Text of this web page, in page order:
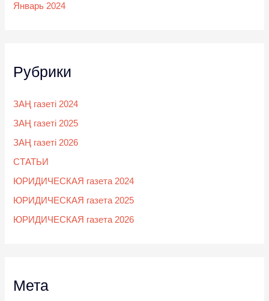
Январь 2024
Рубрики
ЗАҢ газеті 2024
ЗАҢ газеті 2025
ЗАҢ газеті 2026
СТАТЬИ
ЮРИДИЧЕСКАЯ газета 2024
ЮРИДИЧЕСКАЯ газета 2025
ЮРИДИЧЕСКАЯ газета 2026
Мета